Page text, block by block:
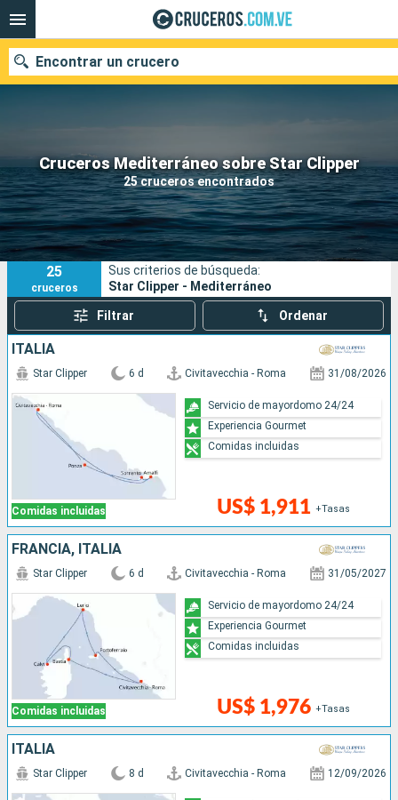
Cruceros Mediterráneo sobre Star Clipper
25 cruceros encontrados
Encontrar un crucero
Nuestros destinos
Fecha de salida
Puertos Compañías
Buscar
25
cruceros
Sus criterios de búsqueda:
Star Clipper - Mediterráneo
Filtrar Ordenar
ITALIA
Comidas incluidas
Star Clipper 6 d Civitavecchia - Roma 31/08/2026
US$ 1,911 +Tasas
Servicio de mayordomo 24/24
Experiencia Gourmet
Comidas incluidas
FRANCIA, ITALIA
Comidas incluidas
Star Clipper 6 d Civitavecchia - Roma 31/05/2027
US$ 1,976 +Tasas
Servicio de mayordomo 24/24
Experiencia Gourmet
Comidas incluidas
ITALIA
Star Clipper 8 d Civitavecchia - Roma 12/09/2026